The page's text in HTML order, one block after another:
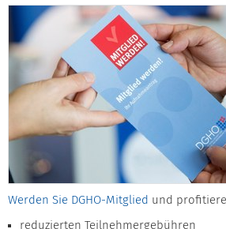
Werden Sie DGHO-Mitglied und
reduzierten Teilnehmergebühren